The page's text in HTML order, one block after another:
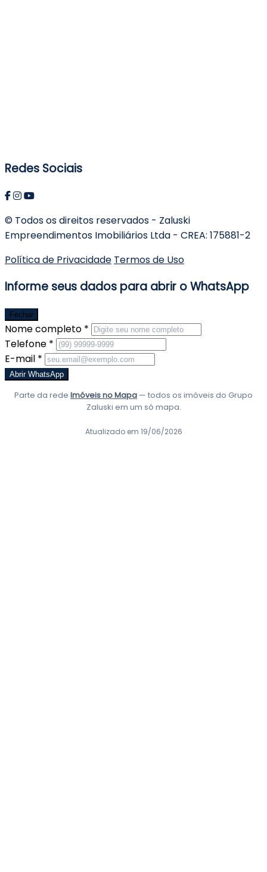
Redes Sociais
© Todos os direitos reservados - Zaluski
Empreendimentos Imobiliários Ltda - CREA: 175881-2
Política de Privacidade Termos de Uso
Informe seus dados para abrir o WhatsApp
Fechar
Nome completo *
Telefone *
E-mail *
Abrir WhatsApp
Parte da rede Imóveis no Mapa — todos os imóveis do Grupo
Zaluski em um só mapa.
Atualizado em 19/06/2026